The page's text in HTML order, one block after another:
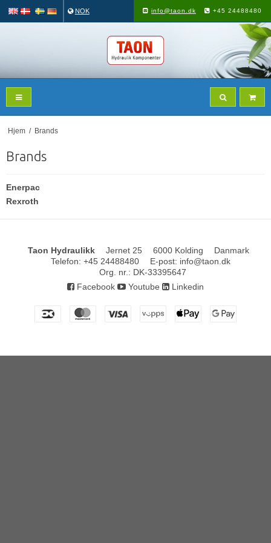
NOK info@taon.dk +45 24488480
Hjem / Brands
Brands
Enerpac
Rexroth
Taon Hydraulikk Jernet 25 6000 Kolding
Danmark
Telefon: +45 24488480 E-post: info@taon.dk
Org. nr. : DK-33395647
Facebook
Youtube Linkedin